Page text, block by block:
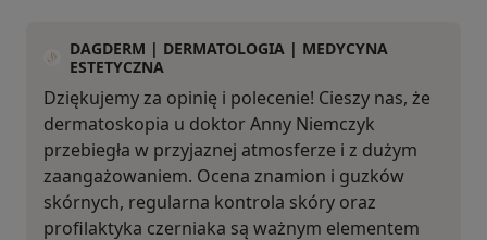
DAGDERM | DERMATOLOGIA | MEDYCYNA
ESTETYCZNA
Dziękujemy za opinię i polecenie! Cieszy nas, że
dermatoskopia u doktor Anny Niemczyk
przebiegła w przyjaznej atmosferze i z dużym
zaangażowaniem. Ocena znamion i guzków
skórnych, regularna kontrola skóry oraz
profilaktyka czerniaka są ważnym elementem